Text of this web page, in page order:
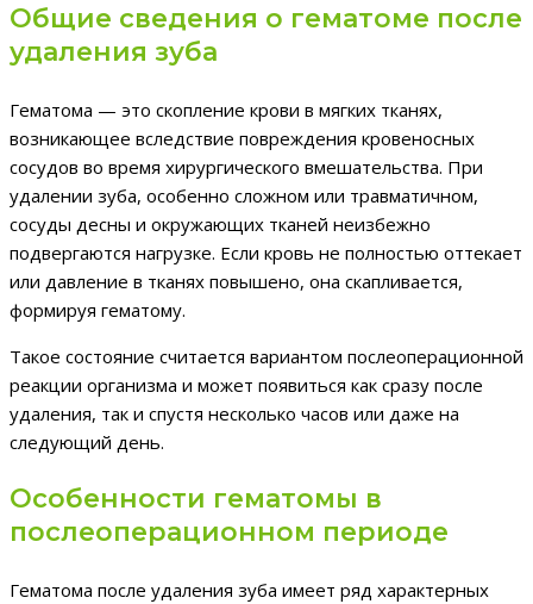
Общие сведения о гематоме после
удаления зуба
Гематома — это скопление крови в мягких тканях,
возникающее вследствие повреждения кровеносных
сосудов во время хирургического вмешательства. При
удалении зуба, особенно сложном или травматичном,
сосуды десны и окружающих тканей неизбежно
подвергаются нагрузке. Если кровь не полностью оттекает
или давление в тканях повышено, она скапливается,
формируя гематому.
Такое состояние считается вариантом послеоперационной
реакции организма и может появиться как сразу после
удаления, так и спустя несколько часов или даже на
следующий день.
Особенности гематомы в
послеоперационном периоде
Гематома после удаления зуба имеет ряд характерных